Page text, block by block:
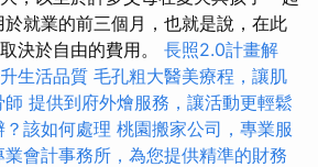
就業的前三個月，也就是說，在此
決於自由的費用。 長照2.0計畫解
生活品質 毛孔粗大醫美療程，讓肌
師 提供到府外燴服務，讓活動更輕鬆
該如何處理 桃園搬家公司，專業服
業會計事務所，為您提供精準的財務